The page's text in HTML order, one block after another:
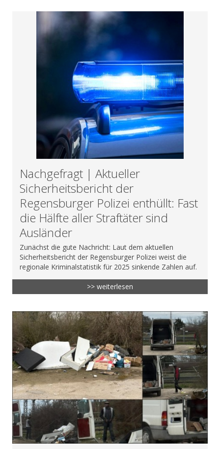
Nachgefragt | Aktueller
Sicherheitsbericht der
Regensburger Polizei enthüllt: Fast
die Hälfte aller Straftäter sind
Ausländer
Zunächst die gute Nachricht: Laut dem aktuellen
Sicherheitsbericht der Regensburger Polizei weist die
regionale Kriminalstatistik für 2025 sinkende Zahlen auf.
>> weiterlesen